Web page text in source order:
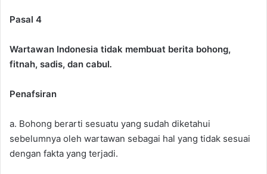
Pasal 4
Wartawan Indonesia tidak membuat berita bohong,
fitnah, sadis, dan cabul.
Penafsiran
a. Bohong berarti sesuatu yang sudah diketahui
sebelumnya oleh wartawan sebagai hal yang tidak sesuai
dengan fakta yang terjadi.